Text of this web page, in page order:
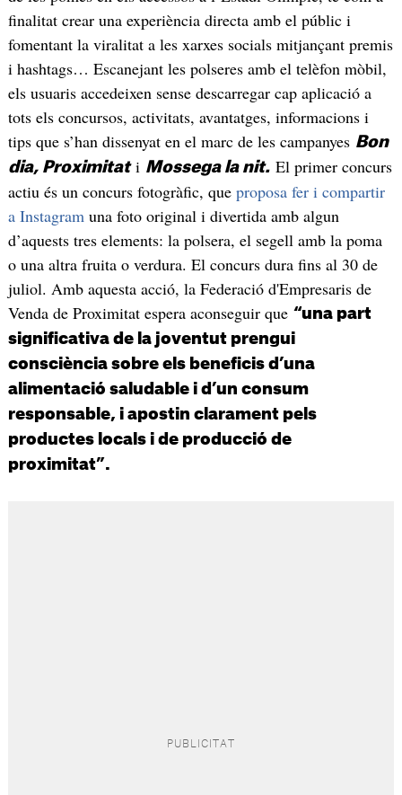
finalitat crear una experiència directa amb el públic i
fomentant la viralitat a les xarxes socials mitjançant premis
i hashtags… Escanejant les polseres amb el telèfon mòbil,
els usuaris accedeixen sense descarregar cap aplicació a
tots els concursos, activitats, avantatges, informacions i
tips que s’han dissenyat en el marc de les campanyes Bon
dia, Proximitati Mossega la nit.El primer concurs
actiu és un concurs fotogràfic, que proposa fer i compartir
a Instagramuna foto original i divertida amb algun
d’aquests tres elements: la polsera, el segell amb la poma
o una altra fruita o verdura. El concurs dura fins al 30 de
juliol. Amb aquesta acció, la Federació d'Empresaris de
Venda de Proximitat espera aconseguir que “una part
significativa de la joventut prengui
consciència sobre els beneficis d’una
alimentació saludable i d’un consum
responsable, i apostin clarament pels
productes locals i de producció de
proximitat”.